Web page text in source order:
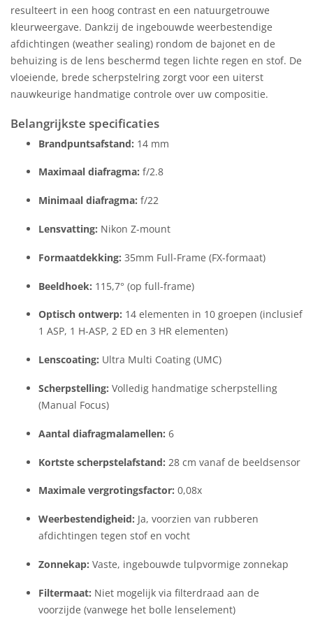
resulteert in een hoog contrast en een natuurgetrouwe
kleurweergave. Dankzij de ingebouwde weerbestendige
afdichtingen (weather sealing) rondom de bajonet en de
behuizing is de lens beschermd tegen lichte regen en stof. De
vloeiende, brede scherpstelring zorgt voor een uiterst
nauwkeurige handmatige controle over uw compositie.
Belangrijkste specificaties
Brandpuntsafstand: 14 mm
Maximaal diafragma: f/2.8
Minimaal diafragma: f/22
Lensvatting: Nikon Z-mount
Formaatdekking: 35mm Full-Frame (FX-formaat)
Beeldhoek: 115,7° (op full-frame)
Optisch ontwerp: 14 elementen in 10 groepen (inclusief
1 ASP, 1 H-ASP, 2 ED en 3 HR elementen)
Lenscoating: Ultra Multi Coating (UMC)
Scherpstelling: Volledig handmatige scherpstelling
(Manual Focus)
Aantal diafragmalamellen: 6
Kortste scherpstelafstand: 28 cm vanaf de beeldsensor
Maximale vergrotingsfactor: 0,08x
Weerbestendigheid: Ja, voorzien van rubberen
afdichtingen tegen stof en vocht
Zonnekap: Vaste, ingebouwde tulpvormige zonnekap
Filtermaat: Niet mogelijk via filterdraad aan de
voorzijde (vanwege het bolle lenselement)